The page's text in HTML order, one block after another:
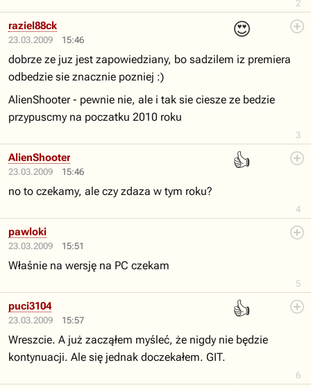
2
23.03.2009 15:46
😍
3
raziel88ck
dobrze ze juz jest zapowiedziany, bo sadzilem iz premiera
odbedzie sie znacznie pozniej :)
AlienShooter - pewnie nie, ale i tak sie ciesze ze bedzie
przypuscmy na poczatku 2010 roku
23.03.2009 15:46
👍
4
AlienShooter
no to czekamy, ale czy zdaza w tym roku?
23.03.2009 15:51
5
pawloki
Właśnie na wersję na PC czekam
23.03.2009 15:57
👍
6
puci3104
Wreszcie. A już zacząłem myśleć, że nigdy nie będzie
kontynuacji. Ale się jednak doczekałem. GIT.